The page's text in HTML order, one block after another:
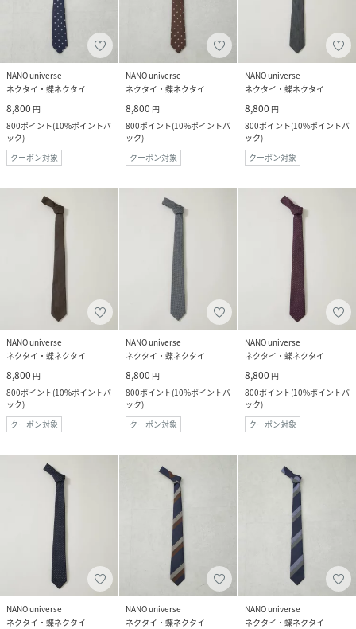
NANO universe
ネクタイ・蝶ネクタイ
8,800 円
800ポイント(10%ポイントバ
ック)
クーポン対象
NANO universe
ネクタイ・蝶ネクタイ
8,800 円
800ポイント(10%ポイントバ
ック)
クーポン対象
NANO universe
ネクタイ・蝶ネクタイ
8,800 円
800ポイント(10%ポイントバ
ック)
クーポン対象
NANO universe
ネクタイ・蝶ネクタイ
8,800 円
800ポイント(10%ポイントバ
ック)
クーポン対象
NANO universe
ネクタイ・蝶ネクタイ
8,800 円
800ポイント(10%ポイントバ
ック)
クーポン対象
NANO universe
ネクタイ・蝶ネクタイ
8,800 円
800ポイント(10%ポイントバ
ック)
クーポン対象
NANO universe
ネクタイ・蝶ネクタイ
NANO universe
ネクタイ・蝶ネクタイ
NANO universe
ネクタイ・蝶ネクタイ